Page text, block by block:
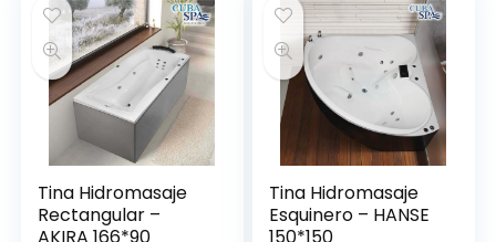
Tina Hidromasaje
Rectangular –
Tina Hidromasaje
Esquinero – HANSE